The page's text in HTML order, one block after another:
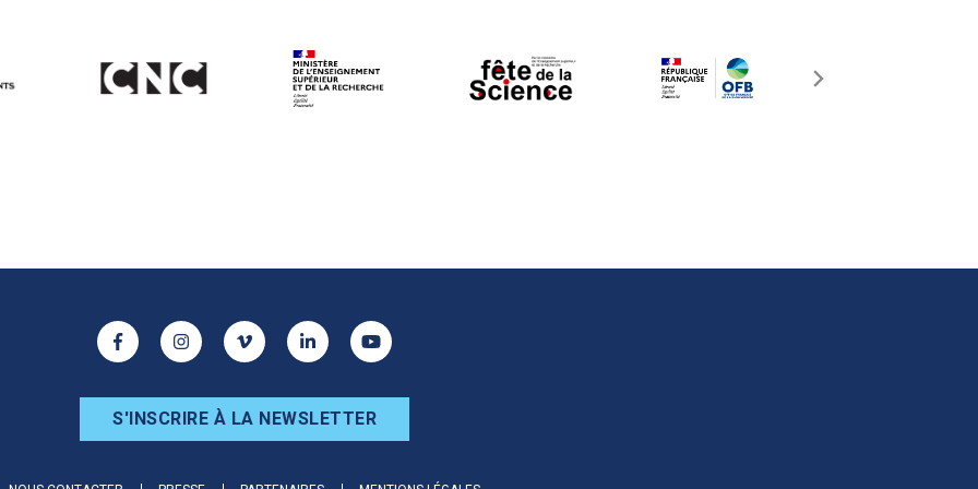
les réseaux sociaux
FacebookInstagramVimeo LinkedinYoutube
S'INSCRIRE À LA NEWSLETTER